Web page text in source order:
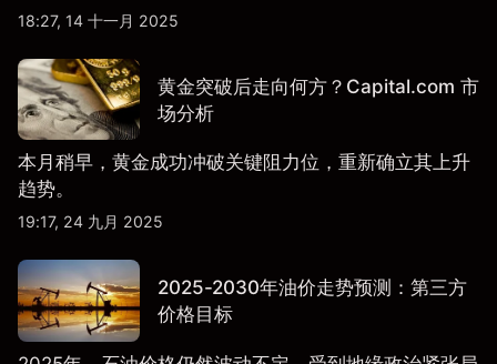
站上全日高位。
18:27, 14 十一月 2025
黄金突破后走向何方？Capital.com 市
场分析
本月稍早，黄金成功冲破关键阻力位，重新确立其上升
趋势。
19:17, 24 九月 2025
2025-2030年油价走势预测：第三方
价格目标